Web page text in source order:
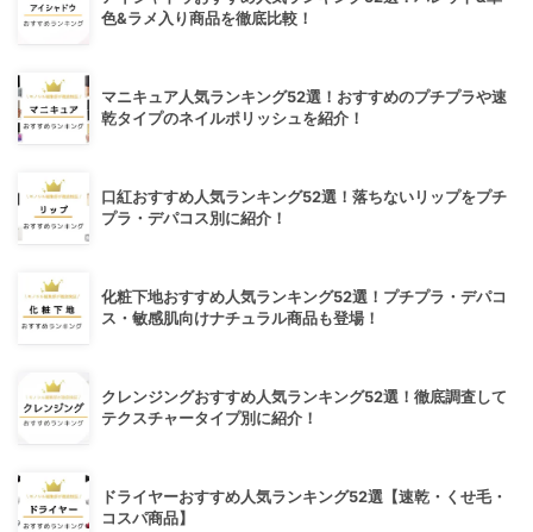
色&ラメ入り商品を徹底比較！
マニキュア人気ランキング52選！おすすめのプチプラや速
乾タイプのネイルポリッシュを紹介！
口紅おすすめ人気ランキング52選！落ちないリップをプチ
プラ・デパコス別に紹介！
化粧下地おすすめ人気ランキング52選！プチプラ・デパコ
ス・敏感肌向けナチュラル商品も登場！
クレンジングおすすめ人気ランキング52選！徹底調査して
テクスチャータイプ別に紹介！
ドライヤーおすすめ人気ランキング52選【速乾・くせ毛・
コスパ商品】